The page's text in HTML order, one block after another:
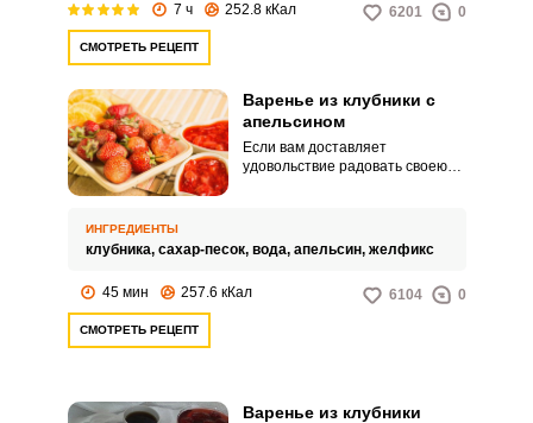
7 ч 252.8 кКал 6201 0
СМОТРЕТЬ РЕЦЕПТ
Варенье из клубники с
апельсином
Если вам доставляет
удовольствие радовать своею
клубники с апельсином. Это
оригинальное лакомство еще
домочадцы.
ИНГРЕДИЕНТЫ
клубника, сахар-песок, вода, апельсин, желфикс
45 мин 257.6 кКал 6104 0
СМОТРЕТЬ РЕЦЕПТ
Варенье из клубники